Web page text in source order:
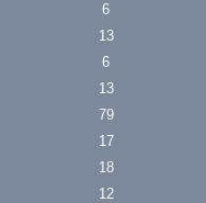
6
13
6
13
79
17
18
12